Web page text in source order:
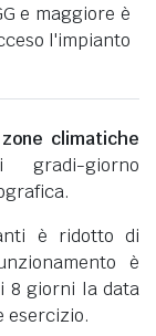
e maggiore è
l'impianto
zone climatiche
giorno
è ridotto di
è
8 giorni la data
esercizio.